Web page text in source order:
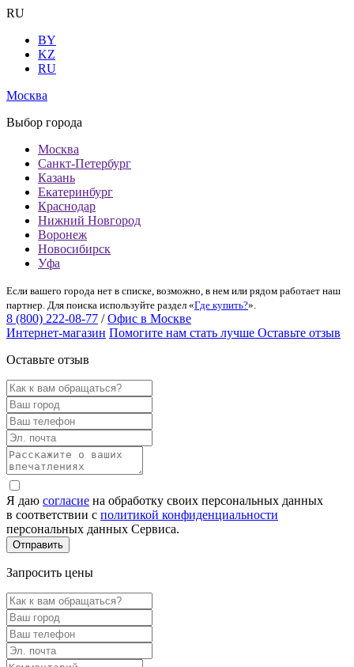
RU
BY
KZ
RU
Москва
Выбор города
Москва
Санкт-Петербург
Казань
Екатеринбург
Краснодар
Нижний Новгород
Воронеж
Новосибирск
Уфа
Если вашего города нет в списке, возможно, в нем или рядом работает наш
партнер. Для поиска используйте раздел «Где купить?».
8 (800) 222-08-77 / Офис в Москве
Интернет-магазин Помогите нам стать лучше Оставьте отзыв
Оставьте отзыв
Я даю согласие на обработку своих персональных данных
в соответствии с политикой конфиденциальности
персональных данных Сервиса.
Запросить цены